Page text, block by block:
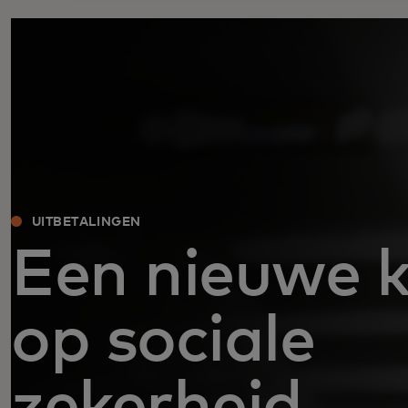
UITBETALINGEN
Een nieuwe
op sociale